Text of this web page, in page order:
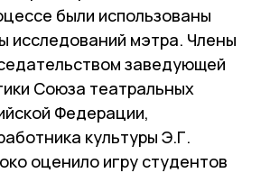
были использованы
исследований мэтра. Члены
заведующей
Союза театральных
Федерации,
культуры Э.Г.
оценило игру студентов